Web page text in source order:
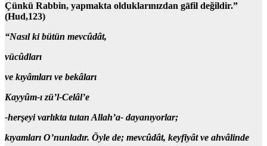
Çünkü Rabbin, yapmakta olduklarınızdan gāfil değildir.”
(Hud,123)
“Nasıl ki bütün mevcûdât,
vücûdları
ve kıyâmları ve bekâları
Kayyûm-ı zü’l-Celâl’e
-herşeyi varlıkta tutan Allah’a- dayanıyorlar;
kıyamları O’nunladır. Öyle de; mevcûdât, keyfiyât ve ahvâlinde